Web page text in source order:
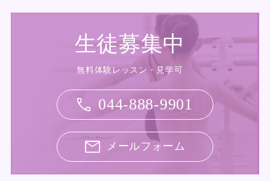
生徒募集中
無料体験レッスン・見学可
044-888-9901
メールフォーム